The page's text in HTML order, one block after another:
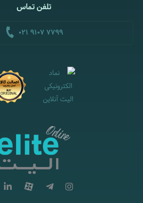
تلفن تماس
021 9107 7799